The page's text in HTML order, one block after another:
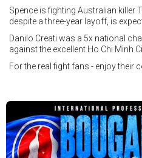
Spence is fighting Australian killer
despite a three-year layoff, is
Danilo Creati was a 5x national
against the excellent Ho Chi Minh
For the real fight fans - enjoy their